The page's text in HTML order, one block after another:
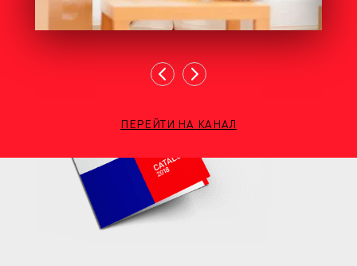
ПЕРЕЙТИ НА КАНАЛ